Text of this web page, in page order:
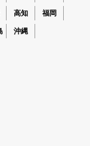
高知 福岡
沖縄